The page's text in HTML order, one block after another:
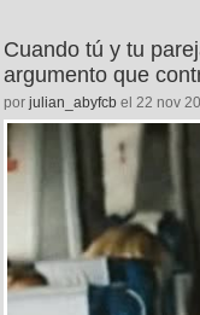
Cuando tú y tu
argumento que
por julian_abyfcb el 22 nov